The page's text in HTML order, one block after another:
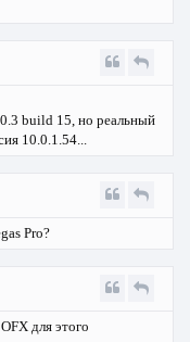
build 15, но реальный
10.0.1.54...
Pro?
для этого